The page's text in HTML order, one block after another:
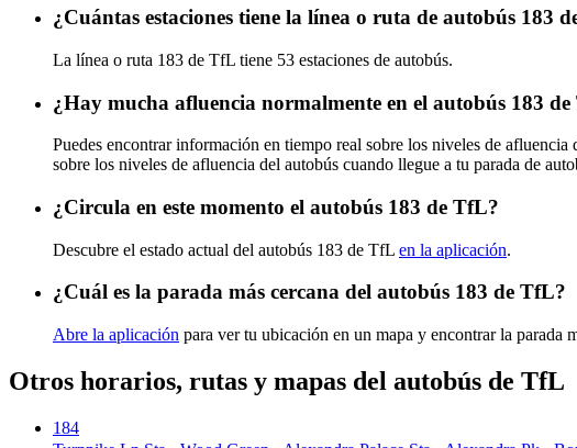
¿Cuántas estaciones tiene la línea o ruta de autobús 183
La línea o ruta 183 de TfL tiene 53 estaciones de autobús.
¿Hay mucha afluencia normalmente en el autobús 183
Puedes encontrar información en tiempo real sobre los niveles de
sobre los niveles de afluencia del autobús cuando llegue a tu parada de
¿Circula en este momento el autobús 183 de TfL?
Descubre el estado actual del autobús 183 de TfL en la aplicación.
¿Cuál es la parada más cercana del autobús 183 de TfL?
Abre la aplicación para ver tu ubicación en un mapa y encontrar la parada
Otros horarios, rutas y mapas del autobús de TfL
184